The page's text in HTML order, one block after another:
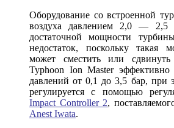
Оборудование со встроенной
воздуха давлением 2,0 — 2,5
достаточной мощности
недостаток, поскольку такая
может сместить или
Typhoon Ion Master эффективно
давлений от 0,1 до 3,5 бар, при
регулируется с помощью
Impact Controller 2,
Anest Iwata.